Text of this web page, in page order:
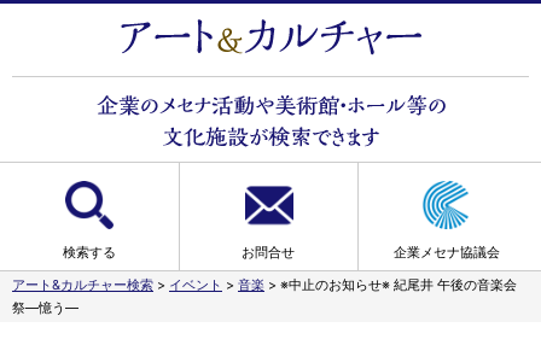
検索する お問合せ
企業メセナ協議会
アート&カルチャー検索 > イベント > 音楽 > ※中止のお知らせ※ 紀尾井 午後の音楽会
祭―憶う―